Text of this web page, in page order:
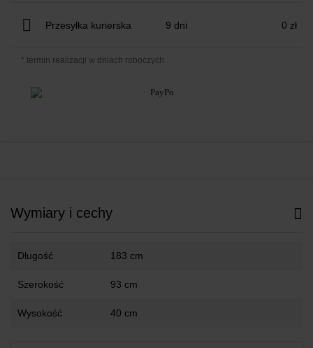
Przesyłka kurierska 9 dni 0 zł
* termin realizacji w dniach roboczych
Wymiary i cechy
Długość 183 cm
Szerokość 93 cm
Wysokość 40 cm